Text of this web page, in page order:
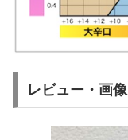
レビュー・画像